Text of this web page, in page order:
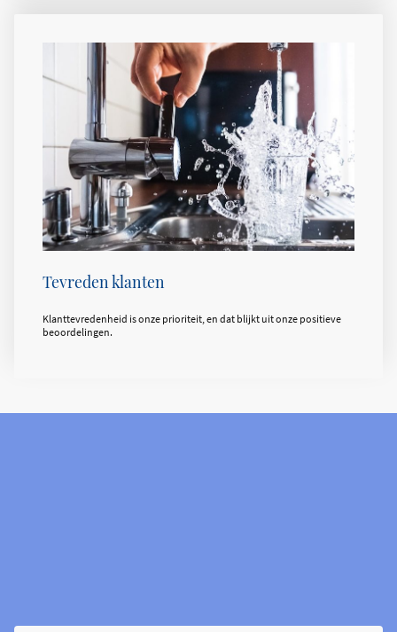
Tevreden klanten
Klanttevredenheid is onze prioriteit, en dat blijkt uit onze positieve
beoordelingen.